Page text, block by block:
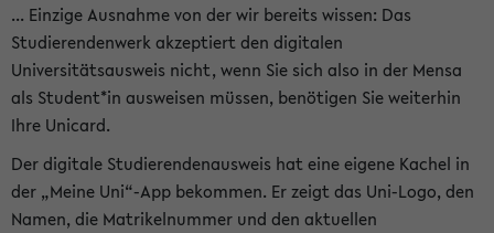
... Einzige Ausnahme von der wir bereits wissen: Das
Studierendenwerk akzeptiert den digitalen
Universitätsausweis nicht, wenn Sie sich also in der Mensa
als Student*in ausweisen müssen, benötigen Sie weiterhin
Ihre Unicard.
Der digitale Studierendenausweis hat eine eigene Kachel in
der „Meine Uni“-App bekommen. Er zeigt das Uni-Logo, den
Namen, die Matrikelnummer und den aktuellen